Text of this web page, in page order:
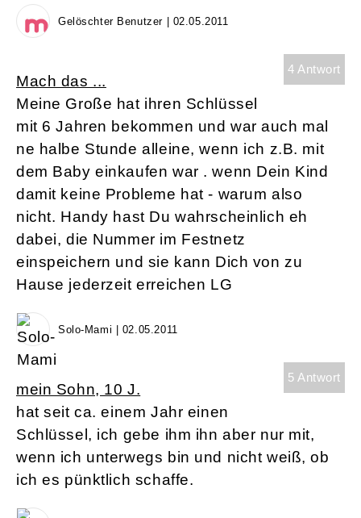
Gelöschter Benutzer | 02.05.2011
4 Antwort
Mach das ...
Meine Große hat ihren Schlüssel
mit 6 Jahren bekommen und war auch mal
ne halbe Stunde alleine, wenn ich z.B. mit
dem Baby einkaufen war . wenn Dein Kind
damit keine Probleme hat - warum also
nicht. Handy hast Du wahrscheinlich eh
dabei, die Nummer im Festnetz
einspeichern und sie kann Dich von zu
Hause jederzeit erreichen LG
Solo-Mami | 02.05.2011
5 Antwort
mein Sohn, 10 J.
hat seit ca. einem Jahr einen
Schlüssel, ich gebe ihm ihn aber nur mit,
wenn ich unterwegs bin und nicht weiß, ob
ich es pünktlich schaffe.